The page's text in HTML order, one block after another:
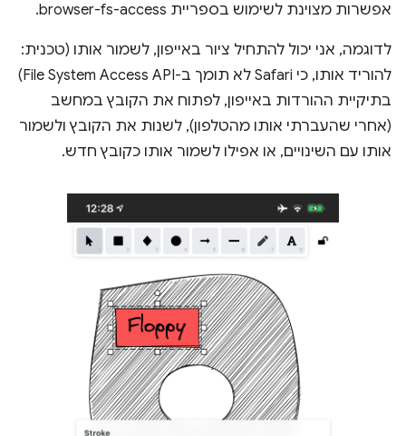
אפשרות מצוינת לשימוש בספריית browser-fs-access.
לדוגמה, אני יכול להתחיל ציור באייפון, לשמור אותו (טכנית:
להוריד אותו, כי Safari לא תומך ב-File System Access API)
בתיקיית ההורדות באייפון, לפתוח את הקובץ במחשב
(אחרי שהעברתי אותו מהטלפון), לשנות את הקובץ ולשמור
אותו עם השינויים, או אפילו לשמור אותו כקובץ חדש.